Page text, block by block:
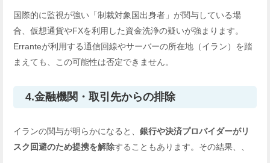
国際的に監視が強い「制裁対象国出身者」が関与している場
合、仮想通貨やFXを利用した資金洗浄の疑いが強まります。
Erranteが利用する通信回線やサーバーの所在地（イラン）を踏
まえても、この可能性は否定できません。
4.金融機関・取引先からの排除
イランの関与が明らかになると、銀行や決済プロバイダーがリ
スク回避のため提携を解除することもあります。その結果、、